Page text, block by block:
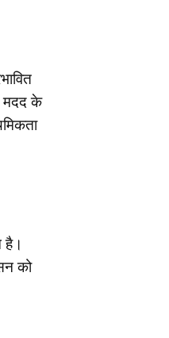
मदद के
है।
को